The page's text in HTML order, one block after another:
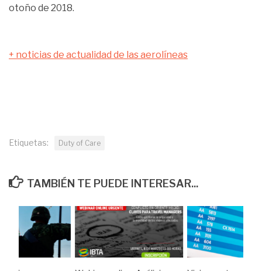
otoño de 2018.
+ noticias de actualidad de las aerolíneas
Etiquetas: Duty of Care
TAMBIÉN TE PUEDE INTERESAR...